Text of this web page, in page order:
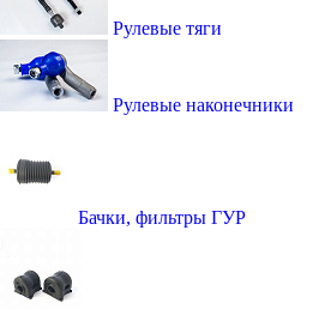
Рулевые тяги
Рулевые наконечники
Бачки, фильтры ГУР